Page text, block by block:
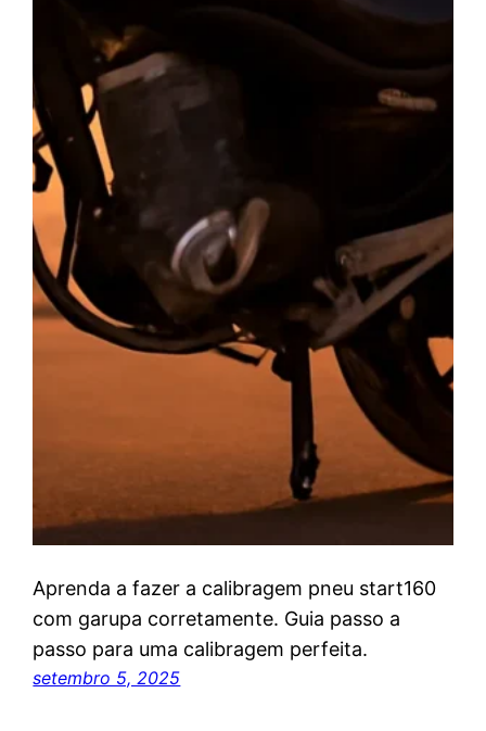
Aprenda a fazer a calibragem pneu start160
com garupa corretamente. Guia passo a
passo para uma calibragem perfeita.
setembro 5, 2025